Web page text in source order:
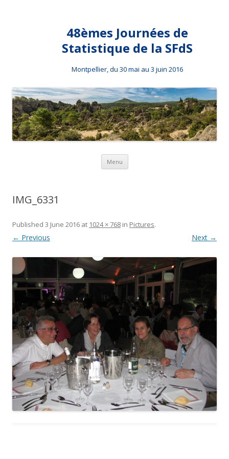
48èmes Journées de
Statistique de la SFdS
Montpellier, du 30 mai au 3 juin 2016
Menu Skip to content
IMG_6331
Published 3 June 2016 at 1024 × 768 in Pictures.
← Previous Next →